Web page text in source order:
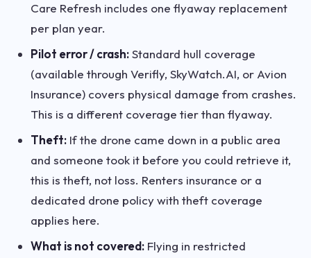
Care Refresh includes one flyaway replacement
per plan year.
Pilot error / crash:Standard hull coverage
(available through Verifly, SkyWatch.AI, or Avion
Insurance) covers physical damage from crashes.
This is a different coverage tier than flyaway.
Theft: If the drone came down in a public area
and someone took it before you could retrieve it,
this is theft, not loss. Renters insurance or a
dedicated drone policy with theft coverage
applies here.
What is not covered: Flying in restricted